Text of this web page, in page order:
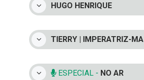
HUGO HENRIQUE
TIERRY | IMPERATRIZ-MA
ESPECIAL - NO AR